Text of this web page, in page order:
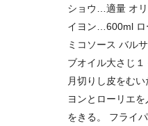
ショウ…適量 オ
イヨン…600ml
ミコソース バル
ブオイル大さじ
月切りし皮をむ
ヨンとローリエ
をきる。 フライ